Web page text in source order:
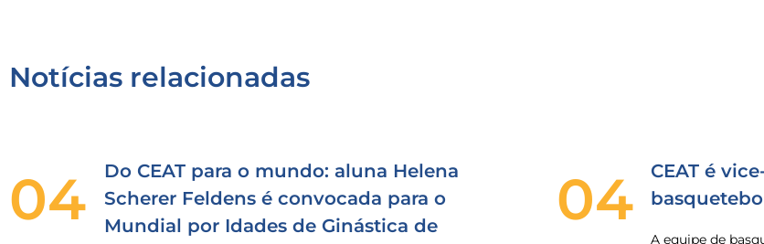
Notícias relacionadas
04
Do CEAT para o mundo: aluna Helena
Scherer Feldens é convocada para o
Mundial por Idades de Ginástica de
04
CEAT é
A equipe de